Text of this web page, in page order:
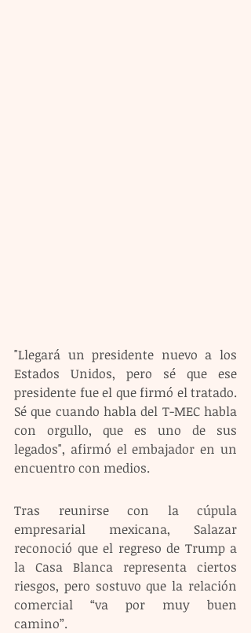
"Llegará un presidente nuevo a los
Estados Unidos, pero sé que ese
presidente fue el que firmó el tratado.
Sé que cuando habla del T-MEC habla
con orgullo, que es uno de sus
legados", afirmó el embajador en un
encuentro con medios.
Tras reunirse con la cúpula
empresarial mexicana, Salazar
reconoció que el regreso de Trump a
la Casa Blanca representa ciertos
riesgos, pero sostuvo que la relación
comercial “va por muy buen
camino”.